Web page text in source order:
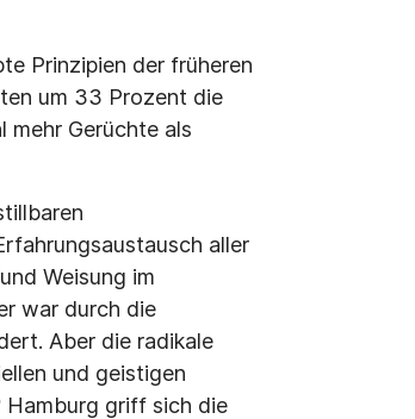
Prinzipien der früheren
um 33 Prozent die
mehr Gerüchte als
aller
Weisung im
war durch die
Aber die radikale
und geistigen
Hamburg griff sich die